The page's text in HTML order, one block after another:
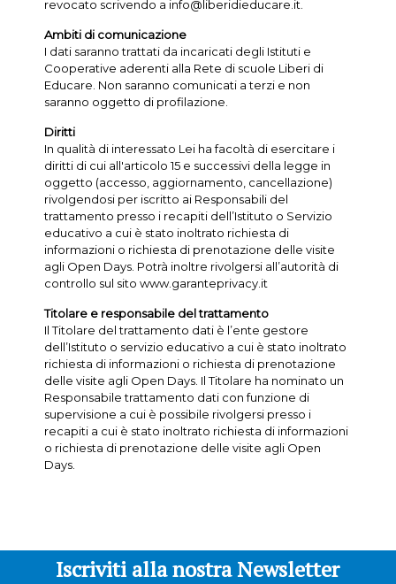
revocato scrivendo a info@liberidieducare.it.
Ambiti di comunicazione
I dati saranno trattati da incaricati degli Istituti e
Cooperative aderenti alla Rete di scuole Liberi di
Educare. Non saranno comunicati a terzi e non
saranno oggetto di profilazione.
Diritti
In qualità di interessato Lei ha facoltà di esercitare i
diritti di cui all'articolo 15 e successivi della legge in
oggetto (accesso, aggiornamento, cancellazione)
rivolgendosi per iscritto ai Responsabili del
trattamento presso i recapiti dell’Istituto o Servizio
educativo a cui è stato inoltrato richiesta di
informazioni o richiesta di prenotazione delle visite
agli Open Days. Potrà inoltre rivolgersi all’autorità di
controllo sul sito www.garanteprivacy.it
Titolare e responsabile del trattamento
Il Titolare del trattamento dati è l’ente gestore
dell’Istituto o servizio educativo a cui è stato inoltrato
richiesta di informazioni o richiesta di prenotazione
delle visite agli Open Days. Il Titolare ha nominato un
Responsabile trattamento dati con funzione di
supervisione a cui è possibile rivolgersi presso i
recapiti a cui è stato inoltrato richiesta di informazioni
o richiesta di prenotazione delle visite agli Open
Days.
Iscriviti alla nostra Newsletter